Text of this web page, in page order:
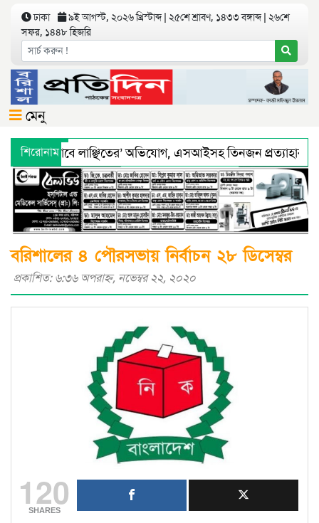
ঢাকা
৯ই আগস্ট, ২০২৬ খ্রিস্টাব্দ | ২৫শে শ্রাবণ, ১৪৩৩ বঙ্গাব্দ | ২৬শে
সফর, ১৪৪৮ হিজরি
মেনু
শিরোনাম
‘শারীরিকভাবে লাঞ্ছিতের’ অভিযোগ, এসআইসহ তিনজন প্রত্যাহার
মহাপরিচালকের হুশিয়ারী
বরিশালে শ্রমিকদের
বরিশালের ৪ পৌরসভায় নির্বাচন ২৮ ডিসেম্বর
প্রকাশিত: ৬:৩৬ অপরাহ্ণ, নভেম্বর ২২, ২০২০
120
SHARES